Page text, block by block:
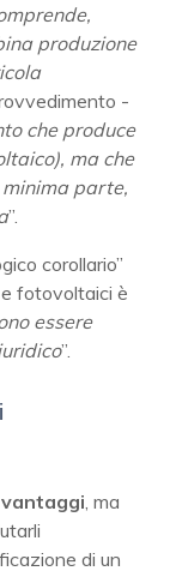
produzione
-
che produce
ma che
parte,
”.
corollario”
fotovoltaici è
essere
”.
vantaggi , ma
di un